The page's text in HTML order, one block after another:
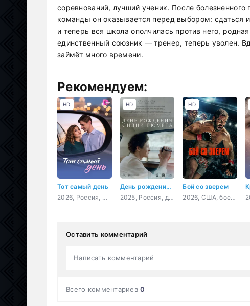
соревнований, лучший ученик. После
команды он оказывается перед выбором: сдаться
и теперь вся школа ополчилась против него,
единственный союзник — тренер, теперь уволен.
займёт много времени.
Рекомендуем:
Тот самый день
2026, Россия, мелодрама
HD
День рождения Сидни Люмета
2025, Россия, драма
HD
Бой со зверем
2026, США, боевик, драма, спорт
HD
Оставить комментарий
Написать комментарий
Всего комментариев0